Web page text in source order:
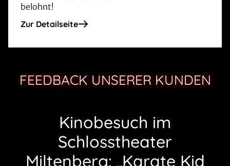
belohnt!
Zur Detailseite
FEEDBACK UNSERER KUNDEN
Kinobesuch im
Schlosstheater
Miltenberg: „Karate Kid